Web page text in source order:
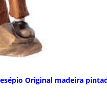
Original madeira